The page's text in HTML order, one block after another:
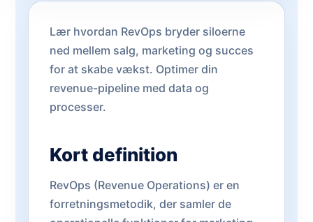
Lær hvordan RevOps bryder siloerne
ned mellem salg, marketing og succes
for at skabe vækst. Optimer din
revenue-pipeline med data og
processer.
Kort definition
RevOps (Revenue Operations) er en
forretningsmetodik, der samler de